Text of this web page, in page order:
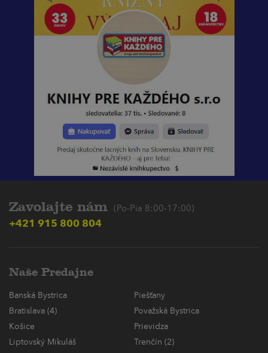
Zavolajte nám (Po-Pia 8:00-17:00)
+421 915 800 804
Naše Predajne
Banská Bystrica
Piešťany
Bratislava (4)
Považská Bystrica
Košice
Prievidza
Liptovský Mikuláš
Trenčín (2)